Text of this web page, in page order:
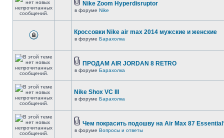
Nike Zoom Hyperdisruptor
в форуме Nike
Кроссовки Nike air max 2014 мужские и женские
в форуме Барахолка
ПРОДАМ AIR JORDAN 8 RETRO
в форуме Барахолка
Nike Shox VC III
в форуме Барахолка
Чем покрасить подошву на Air Max 87
в форуме Вопросы и ответы